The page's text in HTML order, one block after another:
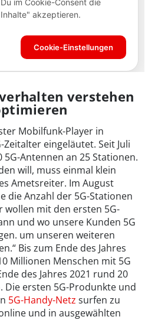
verstehen
Mobilfunk-Player in
eingeläutet. Seit Juli
Antennen an 25 Stationen.
will, muss einmal klein
Ametsreiter. Im August
die Anzahl der 5G-Stationen
wollen mit den ersten 5G-
und wo unsere Kunden 5G
um unseren weiteren
Bis zum Ende des Jahres
Millionen Menschen mit 5G
des Jahres 2021 rund 20
Die ersten 5G-Produnkte und
5G-Handy-Netz surfen zu
und in ausgewählten